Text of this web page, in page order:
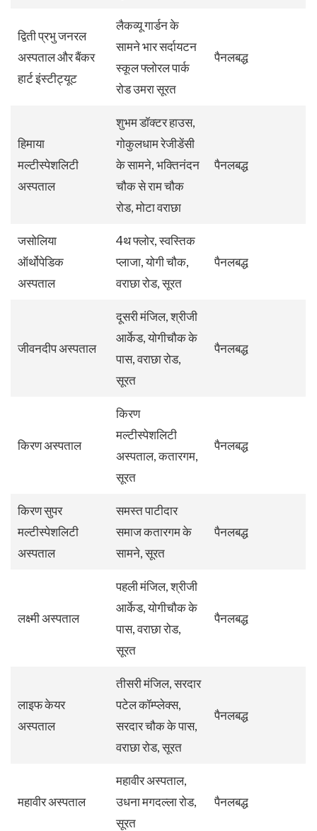
द्विती प्रभु जनरल
अस्पताल और बैंकर
हार्ट इंस्टीट्यूट
लैकव्यू गार्डन के
सामने भार सर्दायटन
स्कूल फ्लोरल पार्क
रोड उमरा सूरत
पैनलबद्ध
हिमाया
मल्टीस्पेशलिटी
अस्पताल
शुभम डॉक्टर हाउस,
गोकुलधाम रेजीडेंसी
के सामने, भक्तिनंदन
चौक से राम चौक
रोड, मोटा वराछा
पैनलबद्ध
जसोलिया
ऑर्थोपेडिक
अस्पताल
4थ फ्लोर, स्वस्तिक
प्लाजा, योगी चौक,
वराछा रोड, सूरत
पैनलबद्ध
जीवनदीप अस्पताल
दूसरी मंजिल, श्रीजी
आर्केड, योगीचौक के
पास, वराछा रोड,
सूरत
पैनलबद्ध
किरण अस्पताल
किरण
मल्टीस्पेशलिटी
अस्पताल, कतारगम,
सूरत
पैनलबद्ध
किरण सुपर
मल्टीस्पेशलिटी
अस्पताल
समस्त पाटीदार
समाज कतारगम के
सामने, सूरत
पैनलबद्ध
लक्ष्मी अस्पताल
पहली मंजिल, श्रीजी
आर्केड, योगीचौक के
पास, वराछा रोड,
सूरत
पैनलबद्ध
लाइफ केयर
अस्पताल
तीसरी मंजिल, सरदार
पटेल कॉम्प्लेक्स,
सरदार चौक के पास,
वराछा रोड, सूरत
पैनलबद्ध
महावीर अस्पताल
महावीर अस्पताल,
उधना मगदल्ला रोड,
सूरत
पैनलबद्ध